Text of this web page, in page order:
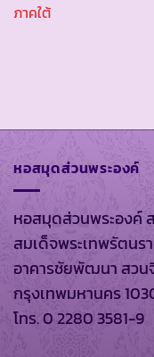
ภาคใต้
หอสมุดส่วนพระองค์
หอสมุดส่วนพระองค์
สมเด็จพระเทพรัตนร
อาคารชัยพัฒนา สวน
กรุงเทพมหานคร
โทร. 0 2280 3581-9